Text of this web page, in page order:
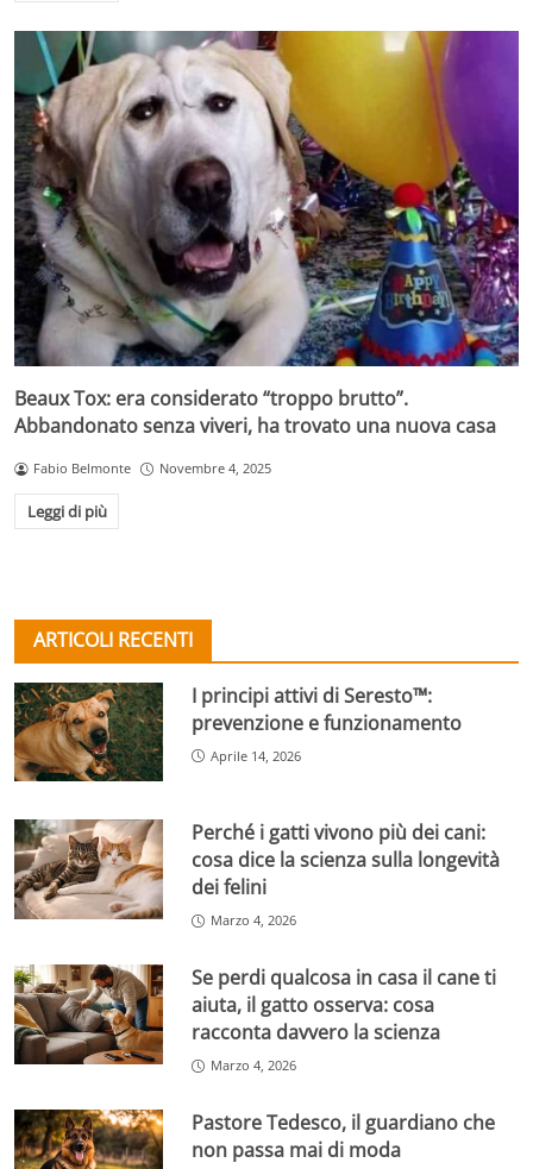
Beaux Tox: era considerato “troppo brutto”.
Abbandonato senza viveri, ha trovato una nuova casa
Fabio Belmonte Novembre 4, 2025
Leggi di più
ARTICOLI RECENTI
I principi attivi di Seresto™:
prevenzione e funzionamento
Aprile 14, 2026
Perché i gatti vivono più dei cani:
cosa dice la scienza sulla longevità
dei felini
Marzo 4, 2026
Se perdi qualcosa in casa il cane ti
aiuta, il gatto osserva: cosa
racconta davvero la scienza
Marzo 4, 2026
Pastore Tedesco, il guardiano che
non passa mai di moda